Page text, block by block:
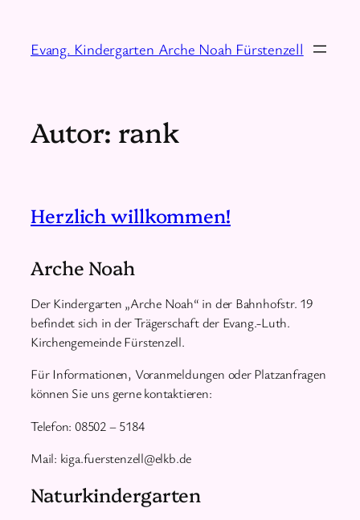
Inhalt
springen
Evang. Kindergarten Arche Noah Fürstenzell
Autor: rank
Herzlich willkommen!
Arche Noah
Der Kindergarten „Arche Noah“ in der Bahnhofstr. 19
befindet sich in der Trägerschaft der Evang.-Luth.
Kirchengemeinde Fürstenzell.
Für Informationen, Voranmeldungen oder Platzanfragen
können Sie uns gerne kontaktieren:
Telefon: 08502 – 5184
Mail: kiga.fuerstenzell@elkb.de
Naturkindergarten